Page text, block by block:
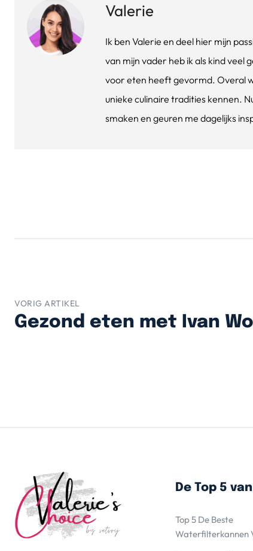
Valerie
Ik ben Valerie en deel hier mijn
van mijn vader heb ik als kind veel
voor eten heeft gevormd. Overal
unieke culinaire tradities kennen.
smaken en geuren me dagelijks
VORIG ARTIKEL
Gezond eten met Ivan
De Top 5
Top 5 De Beste
Waterfilterkannen